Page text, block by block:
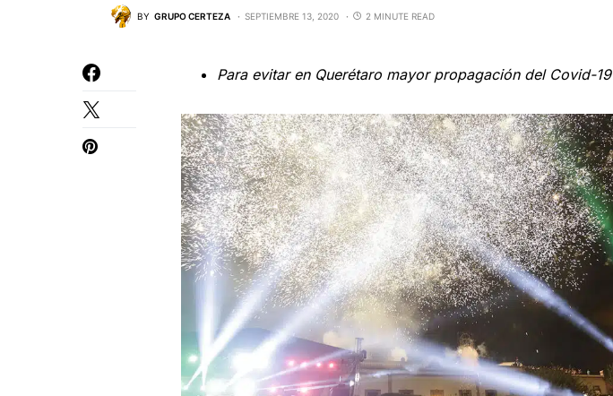
BY GRUPO CERTEZA SEPTIEMBRE 13, 2020 2 MINUTE READ
Para evitar en Querétaro mayor propagación del Covid-19